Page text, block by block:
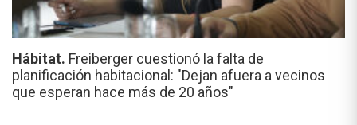
Hábitat. Freiberger cuestionó la falta de
planificación habitacional: "Dejan afuera a vecinos
que esperan hace más de 20 años"